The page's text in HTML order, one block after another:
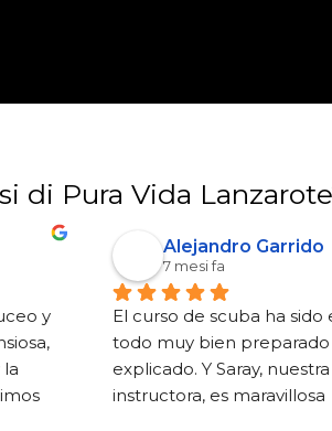
di Pura Vida
y
Alejandro Garrido
7 mesi fa
El curso de scuba ha sido
todo muy bien preparado
explicado. Y Saray, nuestra
instructora, es